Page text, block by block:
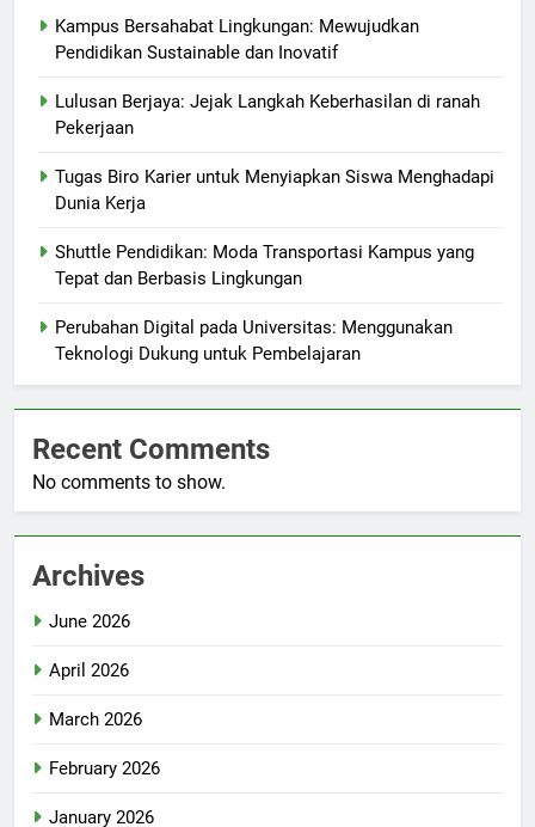
Kampus Bersahabat Lingkungan: Mewujudkan
Pendidikan Sustainable dan Inovatif
Lulusan Berjaya: Jejak Langkah Keberhasilan di ranah
Pekerjaan
Tugas Biro Karier untuk Menyiapkan Siswa Menghadapi
Dunia Kerja
Shuttle Pendidikan: Moda Transportasi Kampus yang
Tepat dan Berbasis Lingkungan
Perubahan Digital pada Universitas: Menggunakan
Teknologi Dukung untuk Pembelajaran
Recent Comments
No comments to show.
Archives
June 2026
April 2026
March 2026
February 2026
January 2026